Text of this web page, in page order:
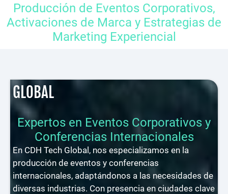
Producción de Eventos Corporativos,
Activaciones de Marca y Estrategias de
Marketing Experiencial
GLOBAL
Expertos en Eventos Corporativos y
Conferencias Internacionales
En CDH Tech Global, nos especializamos en la
producción de eventos y conferencias
internacionales, adaptándonos a las necesidades de
diversas industrias. Con presencia en ciudades clave